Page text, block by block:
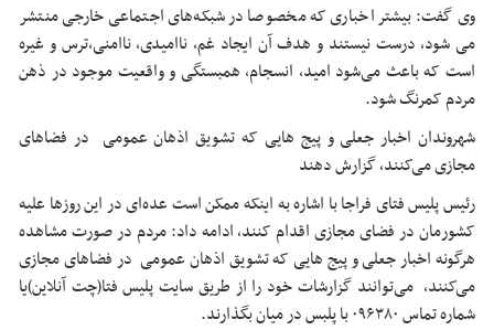
وی گفت: بیشتر اخباری که مخصوصا در شبکه‌های اجتماعی خارجی منتشر
می شود، درست نیستند و هدف آن ایجاد غم، ناامیدی، ناامنی،ترس و غیره
است که باعث می‌شود امید، انسجام، همبستگی و واقعیت موجود در ذهن
مردم کمرنگ شود.
شهروندان اخبار جعلی و پیج هایی که تشویق اذهان عمومی در فضاهای
مجازی می‌کنند، گزارش دهند
رئیس پلیس فتای فراجا با اشاره به اینکه ممکن است عده‌ای در این روزها علیه
کشورمان در فضای مجازی اقدام کنند، ادامه داد: مردم در صورت مشاهده
هرگونه اخبار جعلی و پیج هایی که تشویق اذهان عمومی در فضاهای مجازی
می‌کنند، می‌توانند گزارشات خود را از طریق سایت پلیس فتا(چت آنلاین)یا
شماره تماس ۰۹۶۳۸۰ با پلبس در میان بگذارند.